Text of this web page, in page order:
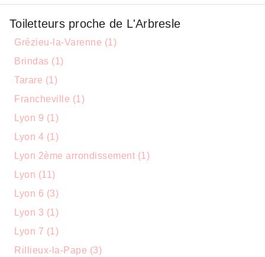
Toiletteurs proche de L'Arbresle
Grézieu-la-Varenne (1)
Brindas (1)
Tarare (1)
Francheville (1)
Lyon 9 (1)
Lyon 4 (1)
Lyon 2ème arrondissement (1)
Lyon (11)
Lyon 6 (3)
Lyon 3 (1)
Lyon 7 (1)
Rillieux-la-Pape (3)